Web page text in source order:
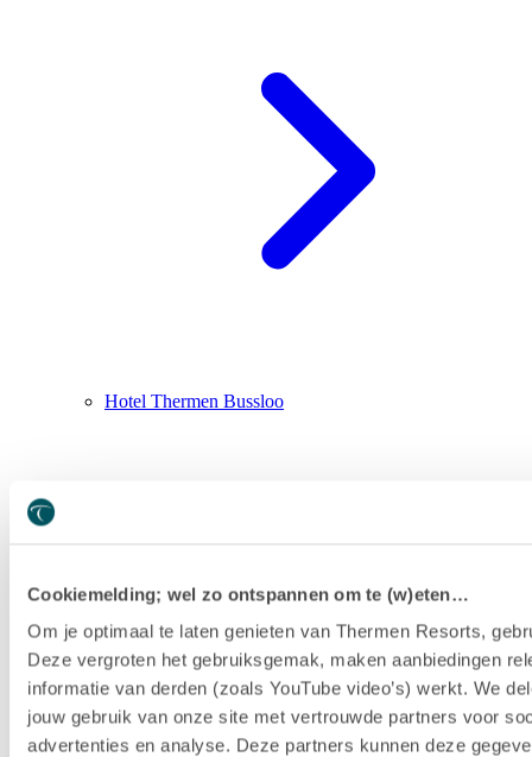
Cookiemelding; wel zo ontspannen om te (w)eten…
Om je optimaal te laten genieten van Thermen Resorts,
Deze vergroten het gebruiksgemak, maken aanbiedingen
informatie van derden (zoals YouTube video’s) werkt. We
jouw gebruik van onze site met vertrouwde partners voor
advertenties en analyse. Deze partners kunnen deze
Hotel Thermen Bussloo